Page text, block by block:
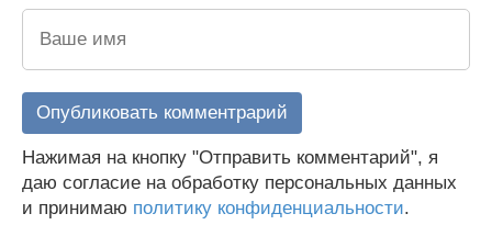
Нажимая на кнопку "Отправить комментарий", я
даю согласие на обработку персональных данных
и принимаю политику конфиденциальности.